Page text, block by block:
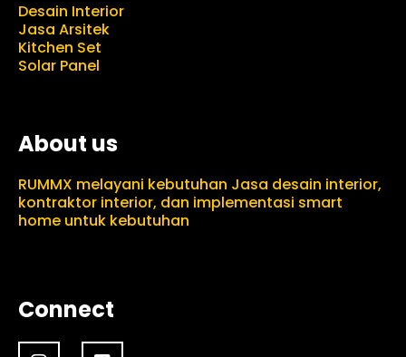
Desain Interior
Jasa Arsitek
Kitchen Set
Solar Panel
About us
RUMMX melayani kebutuhan Jasa desain interior,
kontraktor interior, dan implementasi smart
home untuk kebutuhan
Connect